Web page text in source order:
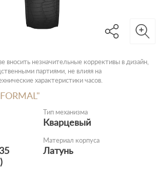
вносить незначительные коррективы в дизайн,
партиями, не влияя на
характеристики часов.
Тип механизма
Кварцевый
Материал корпуса
Латунь